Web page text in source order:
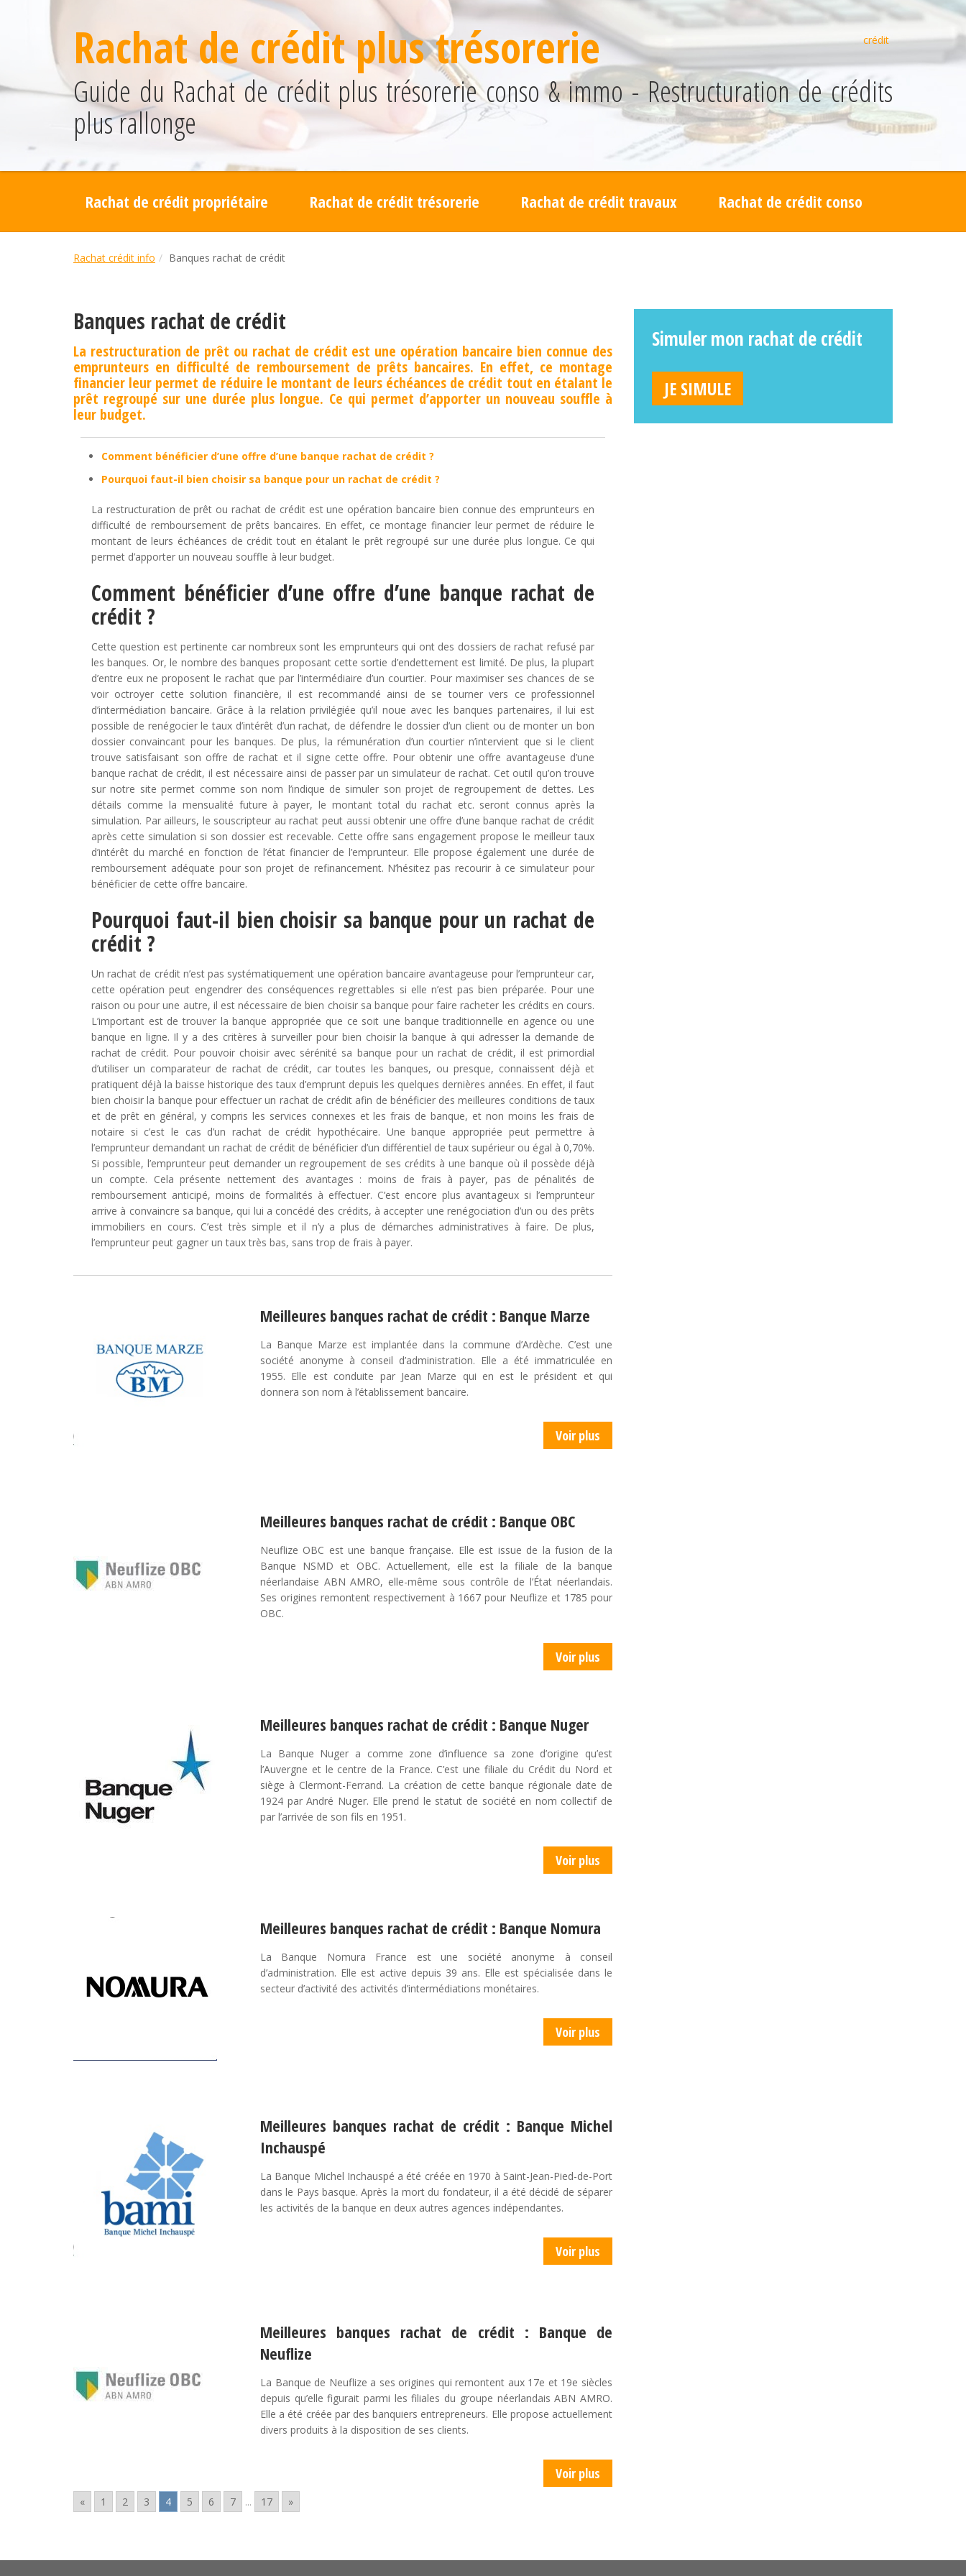
Rachat de crédit plus trésorerie
Guide du Rachat de crédit plus trésorerie conso & immo - Restructuration de crédits
plus rallonge
crédit
Rachat de crédit propriétaire Rachat de crédit trésorerie Rachat de crédit travaux Rachat de crédit conso
Rachat crédit info Banques rachat de crédit
Banques rachat de crédit
La restructuration de prêt ou rachat de crédit est une opération bancaire bien connue des
emprunteurs en difficulté de remboursement de prêts bancaires. En effet, ce montage
financier leur permet de réduire le montant de leurs échéances de crédit tout en étalant le
prêt regroupé sur une durée plus longue. Ce qui permet d’apporter un nouveau souffle à
leur budget.
Comment bénéficier d’une offre d’une banque rachat de crédit ?
Pourquoi faut-il bien choisir sa banque pour un rachat de crédit ?
La restructuration de prêt ou rachat de crédit est une opération bancaire bien connue des emprunteurs en
difficulté de remboursement de prêts bancaires. En effet, ce montage financier leur permet de réduire le
montant de leurs échéances de crédit tout en étalant le prêt regroupé sur une durée plus longue. Ce qui
permet d’apporter un nouveau souffle à leur budget.
Comment bénéficier d’une offre d’une banque rachat de
crédit ?
Cette question est pertinente car nombreux sont les emprunteurs qui ont des dossiers de rachat refusé par
les banques. Or, le nombre des banques proposant cette sortie d’endettement est limité. De plus, la plupart
d’entre eux ne proposent le rachat que par l’intermédiaire d’un courtier. Pour maximiser ses chances de se
voir octroyer cette solution financière, il est recommandé ainsi de se tourner vers ce professionnel
d’intermédiation bancaire. Grâce à la relation privilégiée qu’il noue avec les banques partenaires, il lui est
possible de renégocier le taux d’intérêt d’un rachat, de défendre le dossier d’un client ou de monter un bon
dossier convaincant pour les banques. De plus, la rémunération d’un courtier n’intervient que si le client
trouve satisfaisant son offre de rachat et il signe cette offre. Pour obtenir une offre avantageuse d’une
banque rachat de crédit, il est nécessaire ainsi de passer par un simulateur de rachat. Cet outil qu’on trouve
sur notre site permet comme son nom l’indique de simuler son projet de regroupement de dettes. Les
détails comme la mensualité future à payer, le montant total du rachat etc. seront connus après la
simulation. Par ailleurs, le souscripteur au rachat peut aussi obtenir une offre d’une banque rachat de crédit
après cette simulation si son dossier est recevable. Cette offre sans engagement propose le meilleur taux
d’intérêt du marché en fonction de l’état financier de l’emprunteur. Elle propose également une durée de
remboursement adéquate pour son projet de refinancement. N’hésitez pas recourir à ce simulateur pour
bénéficier de cette offre bancaire.
Pourquoi faut-il bien choisir sa banque pour un rachat de
crédit ?
Un rachat de crédit n’est pas systématiquement une opération bancaire avantageuse pour l’emprunteur car,
cette opération peut engendrer des conséquences regrettables si elle n’est pas bien préparée. Pour une
raison ou pour une autre, il est nécessaire de bien choisir sa banque pour faire racheter les crédits en cours.
L’important est de trouver la banque appropriée que ce soit une banque traditionnelle en agence ou une
banque en ligne. Il y a des critères à surveiller pour bien choisir la banque à qui adresser la demande de
rachat de crédit. Pour pouvoir choisir avec sérénité sa banque pour un rachat de crédit, il est primordial
d’utiliser un comparateur de rachat de crédit, car toutes les banques, ou presque, connaissent déjà et
pratiquent déjà la baisse historique des taux d’emprunt depuis les quelques dernières années. En effet, il faut
bien choisir la banque pour effectuer un rachat de crédit afin de bénéficier des meilleures conditions de taux
et de prêt en général, y compris les services connexes et les frais de banque, et non moins les frais de
notaire si c’est le cas d’un rachat de crédit hypothécaire. Une banque appropriée peut permettre à
l’emprunteur demandant un rachat de crédit de bénéficier d’un différentiel de taux supérieur ou égal à 0,70%.
Si possible, l’emprunteur peut demander un regroupement de ses crédits à une banque où il possède déjà
un compte. Cela présente nettement des avantages : moins de frais à payer, pas de pénalités de
remboursement anticipé, moins de formalités à effectuer. C’est encore plus avantageux si l’emprunteur
arrive à convaincre sa banque, qui lui a concédé des crédits, à accepter une renégociation d’un ou des prêts
immobiliers en cours. C’est très simple et il n’y a plus de démarches administratives à faire. De plus,
l’emprunteur peut gagner un taux très bas, sans trop de frais à payer.
Meilleures banques rachat de crédit : Banque Marze
La Banque Marze est implantée dans la commune d’Ardèche. C’est une
société anonyme à conseil d’administration. Elle a été immatriculée en
1955. Elle est conduite par Jean Marze qui en est le président et qui
donnera son nom à l’établissement bancaire.
Voir plus
Meilleures banques rachat de crédit : Banque OBC
Neuflize OBC est une banque française. Elle est issue de la fusion de la
Banque NSMD et OBC. Actuellement, elle est la filiale de la banque
néerlandaise ABN AMRO, elle-même sous contrôle de l’État néerlandais.
Ses origines remontent respectivement à 1667 pour Neuflize et 1785 pour
OBC.
Voir plus
Meilleures banques rachat de crédit : Banque Nuger
La Banque Nuger a comme zone d’influence sa zone d’origine qu’est
l’Auvergne et le centre de la France. C’est une filiale du Crédit du Nord et
siège à Clermont-Ferrand. La création de cette banque régionale date de
1924 par André Nuger. Elle prend le statut de société en nom collectif de
par l’arrivée de son fils en 1951.
Voir plus
Meilleures banques rachat de crédit : Banque Nomura
La Banque Nomura France est une société anonyme à conseil
d’administration. Elle est active depuis 39 ans. Elle est spécialisée dans le
secteur d’activité des activités d’intermédiations monétaires.
Voir plus
Meilleures banques rachat de crédit : Banque Michel
Inchauspé
La Banque Michel Inchauspé a été créée en 1970 à Saint-Jean-Pied-de-Port
dans le Pays basque. Après la mort du fondateur, il a été décidé de séparer
les activités de la banque en deux autres agences indépendantes.
Voir plus
Meilleures banques rachat de crédit : Banque de
Neuflize
La Banque de Neuflize a ses origines qui remontent aux 17e et 19e siècles
depuis qu’elle figurait parmi les filiales du groupe néerlandais ABN AMRO.
Elle a été créée par des banquiers entrepreneurs. Elle propose actuellement
divers produits à la disposition de ses clients.
Voir plus
« 1 2 3 4 5 6 7 ... 17 »
Simuler mon rachat de crédit
JE SIMULE